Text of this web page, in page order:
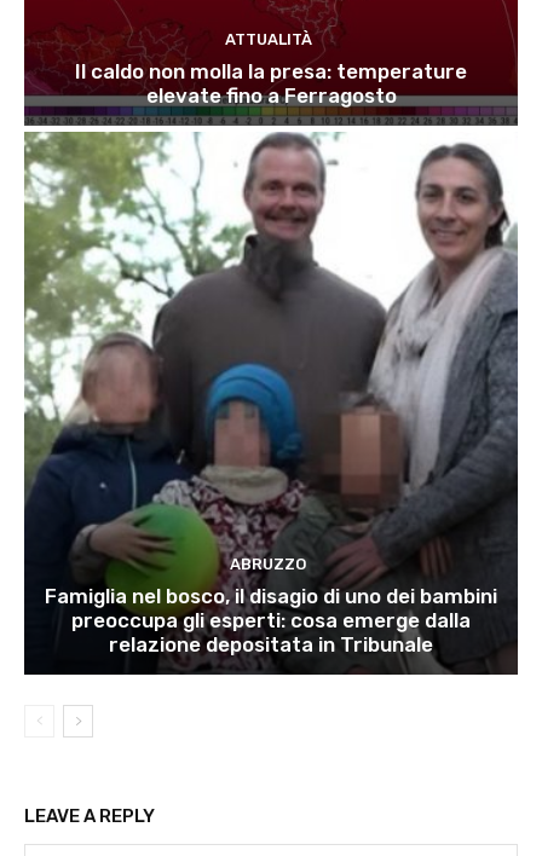
ATTUALITÀ
Il caldo non molla la presa: temperature
elevate fino a Ferragosto
ABRUZZO
Famiglia nel bosco, il disagio di uno dei bambini
preoccupa gli esperti: cosa emerge dalla
relazione depositata in Tribunale
LEAVE A REPLY